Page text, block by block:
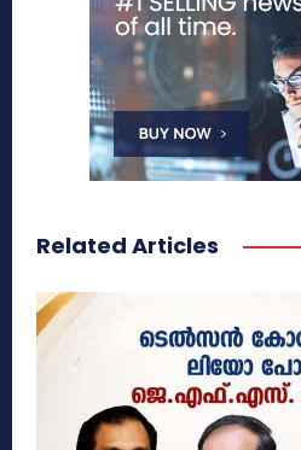
Related Articles